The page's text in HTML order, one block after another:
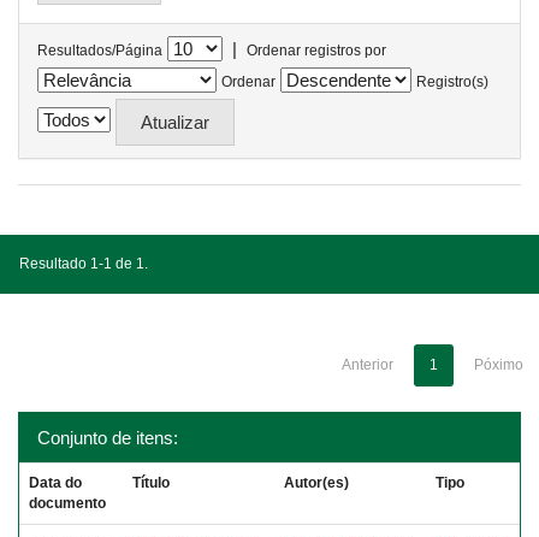
Resultados/Página |
Ordenar registros por
Ordenar
Registro(s)
Resultado 1-1 de 1.
Anterior 1 Póximo
Conjunto de itens:
Data do
documento
Título Autor(es) Tipo